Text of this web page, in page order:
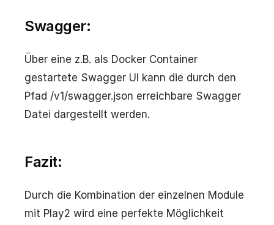
Swagger:
Über eine z.B. als Docker Container
gestartete Swagger UI kann die durch den
Pfad /v1/swagger.json erreichbare Swagger
Datei dargestellt werden.
Fazit:
Durch die Kombination der einzelnen Module
mit Play2 wird eine perfekte Möglichkeit